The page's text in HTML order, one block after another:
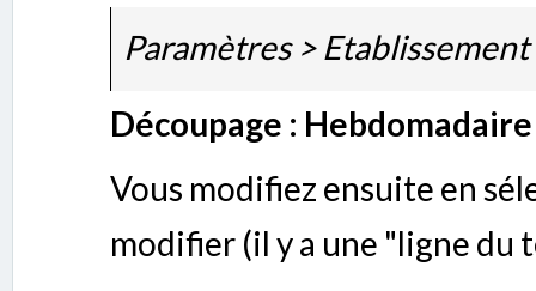
Paramètres >
Découpage : Hebdomadaire
Vous modifiez ensuite en
modifier (il y a une "ligne du